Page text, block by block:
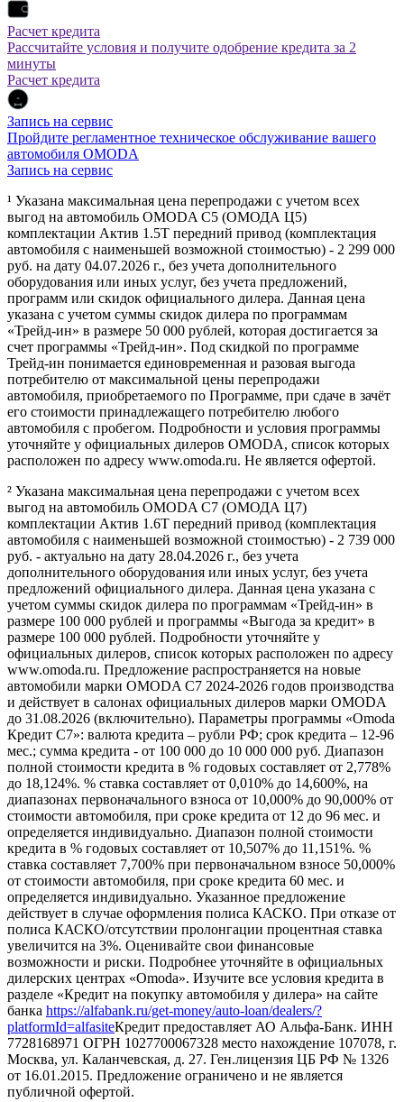
Расчет кредита
Рассчитайте условия и получите одобрение кредита за 2
минуты
Расчет кредита
Запись на сервис
Пройдите регламентное техническое обслуживание вашего
автомобиля OMODA
Запись на сервис
¹ Указана максимальная цена перепродажи с учетом всех
выгод на автомобиль OMODA C5 (ОМОДА Ц5)
комплектации Актив 1.5Т передний привод (комплектация
автомобиля с наименьшей возможной стоимостью) - 2 299 000
руб. на дату 04.07.2026 г., без учета дополнительного
оборудования или иных услуг, без учета предложений,
программ или скидок официального дилера. Данная цена
указана с учетом суммы скидок дилера по программам
«Трейд-ин» в размере 50 000 рублей, которая достигается за
счет программы «Трейд-ин». Под скидкой по программе
Трейд-ин понимается единовременная и разовая выгода
потребителю от максимальной цены перепродажи
автомобиля, приобретаемого по Программе, при сдаче в зачёт
его стоимости принадлежащего потребителю любого
автомобиля с пробегом. Подробности и условия программы
уточняйте у официальных дилеров OMODA, список которых
расположен по адресу www.omoda.ru. Не является офертой.
² Указана максимальная цена перепродажи с учетом всех
выгод на автомобиль OMODA C7 (ОМОДА Ц7)
комплектации Актив 1.6T передний привод (комплектация
автомобиля с наименьшей возможной стоимостью) - 2 739 000
руб. - актуально на дату 28.04.2026 г., без учета
дополнительного оборудования или иных услуг, без учета
предложений официального дилера. Данная цена указана с
учетом суммы скидок дилера по программам «Трейд-ин» в
размере 100 000 рублей и программы «Выгода за кредит» в
размере 100 000 рублей. Подробности уточняйте у
официальных дилеров, список которых расположен по адресу
www.omoda.ru. Предложение распространяется на новые
автомобили марки OMODA C7 2024-2026 годов производства
и действует в салонах официальных дилеров марки OMODA
до 31.08.2026 (включительно). Параметры программы «Omoda
Кредит C7»: валюта кредита – рубли РФ; срок кредита – 12-96
мес.; сумма кредита - от 100 000 до 10 000 000 руб. Диапазон
полной стоимости кредита в % годовых составляет от 2,778%
до 18,124%. % ставка составляет от 0,010% до 14,600%, на
диапазонах первоначального взноса от 10,000% до 90,000% от
стоимости автомобиля, при сроке кредита от 12 до 96 мес. и
определяется индивидуально. Диапазон полной стоимости
кредита в % годовых составляет от 10,507% до 11,151%. %
ставка составляет 7,700% при первоначальном взносе 50,000%
от стоимости автомобиля, при сроке кредита 60 мес. и
определяется индивидуально. Указанное предложение
действует в случае оформления полиса КАСКО. При отказе от
полиса КАСКО/отсутствии пролонгации процентная ставка
увеличится на 3%. Оценивайте свои финансовые
возможности и риски. Подробнее уточняйте в официальных
дилерских центрах «Omoda». Изучите все условия кредита в
разделе «Кредит на покупку автомобиля у дилера» на сайте
банка https://alfabank.ru/get-money/auto-loan/dealers/?
platformId=alfasiteКредит предоставляет АО Альфа-Банк. ИНН
7728168971 ОГРН 1027700067328 место нахождение 107078, г.
Москва, ул. Каланчевская, д. 27. Ген.лицензия ЦБ РФ № 1326
от 16.01.2015. Предложение ограничено и не является
публичной офертой.